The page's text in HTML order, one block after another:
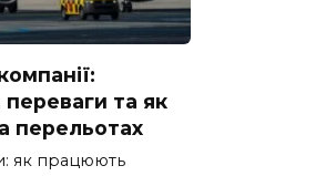
та як
перельотах
як працюють